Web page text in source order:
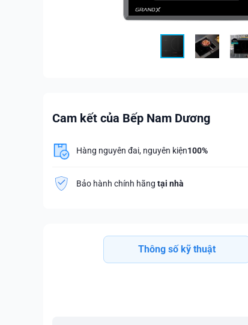
Cam kết của Bếp Nam Dương
Hàng nguyên đai, nguyên kiện100%
Bảo hành chính hãng tại nhà
Thông số kỹ thuật